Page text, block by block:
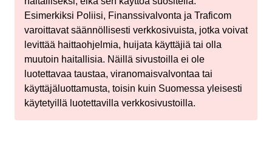
Esimerkiksi Poliisi, Finanssivalvonta ja Traficom
varoittavat säännöllisesti verkkosivuista, jotka voivat
levittää haittaohjelmia, huijata käyttäjiä tai olla
muutoin haitallisia. Näillä sivustoilla ei ole
luotettavaa taustaa, viranomaisvalvontaa tai
käyttäjäluottamusta, toisin kuin Suomessa yleisesti
käytetyillä luotettavilla verkkosivustoilla.